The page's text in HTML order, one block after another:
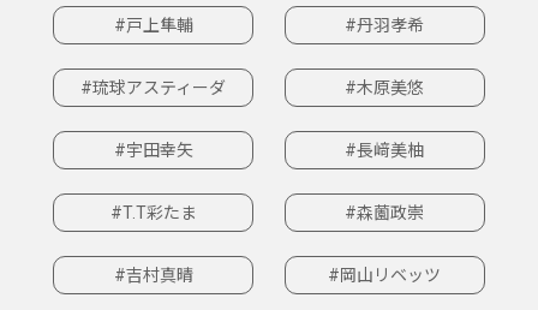
#戸上隼輔 #丹羽孝希
#琉球アスティーダ #木原美悠
#宇田幸矢 #長﨑美柚
#T.T彩たま #森薗政崇
#吉村真晴 #岡山リベッツ